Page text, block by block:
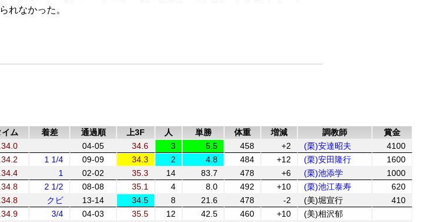
れなかった。
イム 着差 通過順 上3F 人 単勝 体重 増減 調教師
賞金
04-05 34.6 3 5.5 458 +2 (栗)安達昭夫
4100
1 1/4 09-09 34.3 2 4.8 484 +12 (栗)安田隆行
1600
1 02-02 35.3 14 83.7 478 +6 (栗)池添学
1000
2 1/2 08-08 35.1 4 8.0 492 +10 (栗)池江泰寿
620
クビ 13-14 34.5 8 21.6 478 -2 (美)堀宣行
410
3/4 04-03 35.5 12 42.5 460 +10
(美)相沢郁